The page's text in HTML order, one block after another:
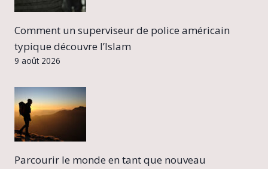
Comment un superviseur de police américain
typique découvre l’Islam
9 août 2026
Parcourir le monde en tant que nouveau